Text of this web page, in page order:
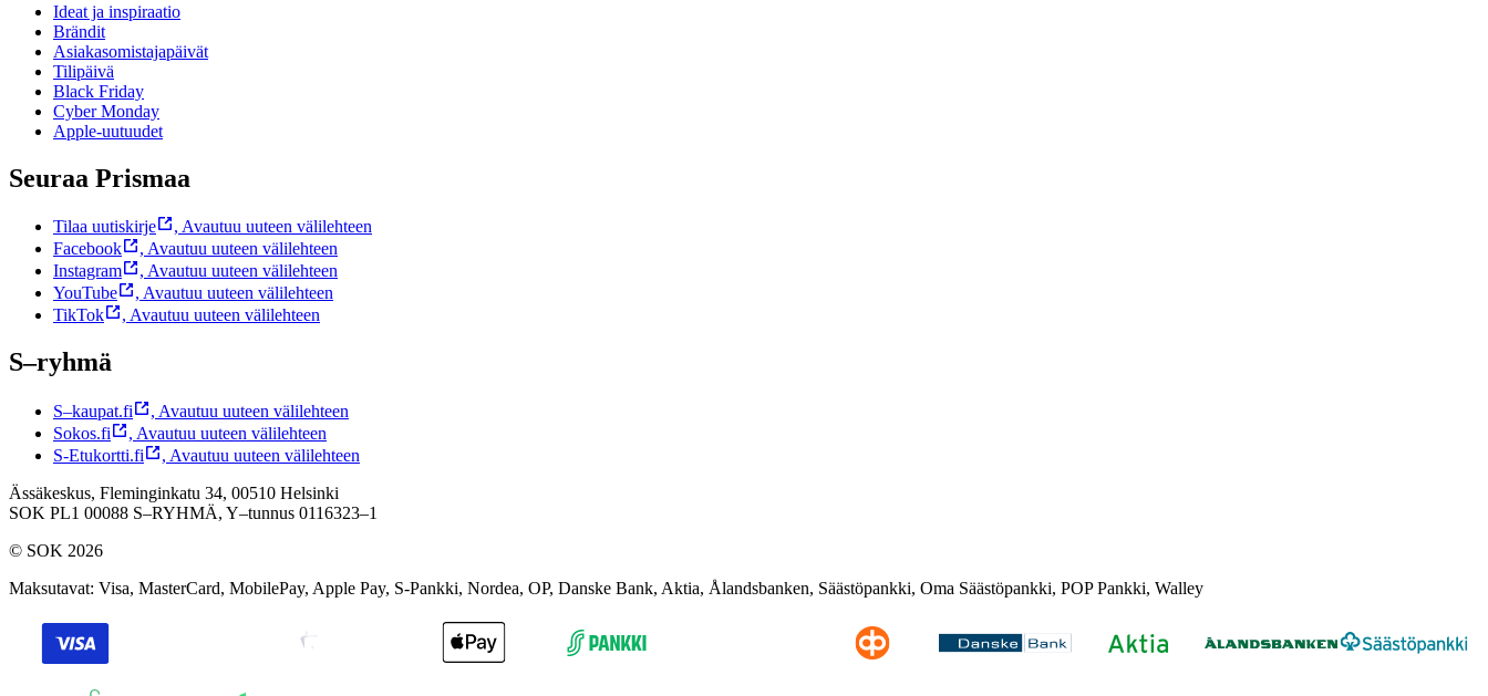
Ideat ja inspiraatio
Brändit
Asiakasomistajapäivät
Tilipäivä
Black Friday
Cyber Monday
Apple-uutuudet
Seuraa Prismaa
Tilaa uutiskirje , Avautuu uuteen välilehteen
Facebook
, Avautuu uuteen välilehteen
Instagram
, Avautuu uuteen välilehteen
YouTube
, Avautuu uuteen välilehteen
TikTok
, Avautuu uuteen välilehteen
S–ryhmä
S–kaupat.fi , Avautuu uuteen välilehteen
Sokos.fi
, Avautuu uuteen välilehteen
S-Etukortti.fi
, Avautuu uuteen välilehteen
Ässäkeskus, Fleminginkatu 34, 00510 Helsinki
SOK PL1 00088 S–RYHMÄ, Y–tunnus 0116323–1
© SOK 2026
Maksutavat: Visa, MasterCard, MobilePay, Apple Pay, S-Pankki, Nordea, OP, Danske Bank, Aktia, Ålandsbanken, Säästöpankki, Oma Säästöpankki, POP Pankki, Walley